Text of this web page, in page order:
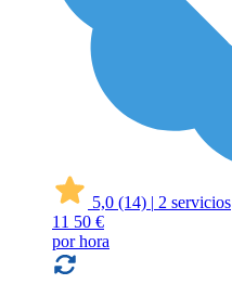
5,0 (14) | 2 servicios
11 50 €
por hora